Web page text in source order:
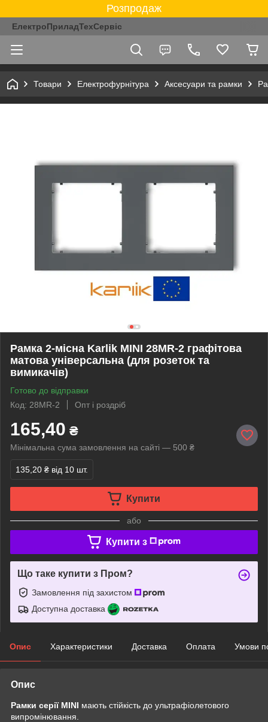
Розпродаж
ЕлектроПриладТехСервіс
Товари Електрофурнітура Аксесуари та рамки
Рамка 2-місна Karlik MINI 28MR-2 графітова
матова універсальна (для розеток та
вимикачів)
Готово до відправки
Код: 28MR-2
Опт і роздріб
165,40 ₴
Мінімальна сума замовлення на сайті — 500 ₴
135,20 ₴ від 10 шт.
Купити
або
Купити з
Що таке купити з Пром?
Замовлення під захистом
Доступна доставка
Опис Характеристики Доставка Оплата Умови
Опис
Рамки серії MINI мають стійкість до ультрафіолетового
випромінювання.